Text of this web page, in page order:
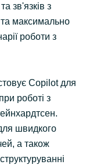
зв'язків з
максимально
роботи з
Copilot для
роботі з
швидкого
а також